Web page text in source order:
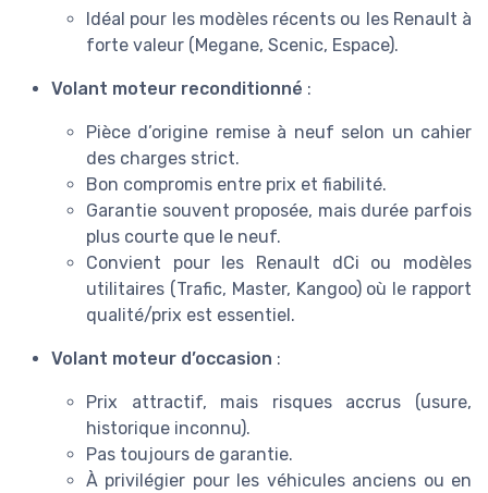
Idéal pour les modèles récents ou les Renault à
forte valeur (Megane, Scenic, Espace).
Volant moteur reconditionné :
Pièce d’origine remise à neuf selon un cahier
des charges strict.
Bon compromis entre prix et fiabilité.
Garantie souvent proposée, mais durée parfois
plus courte que le neuf.
Convient pour les Renault dCi ou modèles
utilitaires (Trafic, Master, Kangoo) où le rapport
qualité/prix est essentiel.
Volant moteur d’occasion :
Prix attractif, mais risques accrus (usure,
historique inconnu).
Pas toujours de garantie.
À privilégier pour les véhicules anciens ou en